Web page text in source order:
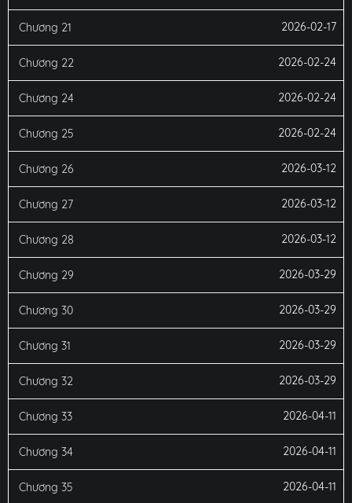
Chương 21 2026-02-17
Chương 22 2026-02-24
Chương 24 2026-02-24
Chương 25 2026-02-24
Chương 26 2026-03-12
Chương 27 2026-03-12
Chương 28 2026-03-12
Chương 29 2026-03-29
Chương 30 2026-03-29
Chương 31 2026-03-29
Chương 32 2026-03-29
Chương 33 2026-04-11
Chương 34 2026-04-11
Chương 35 2026-04-11